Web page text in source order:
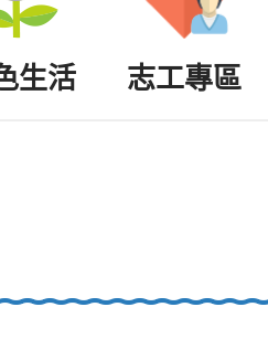
生活 志工專區